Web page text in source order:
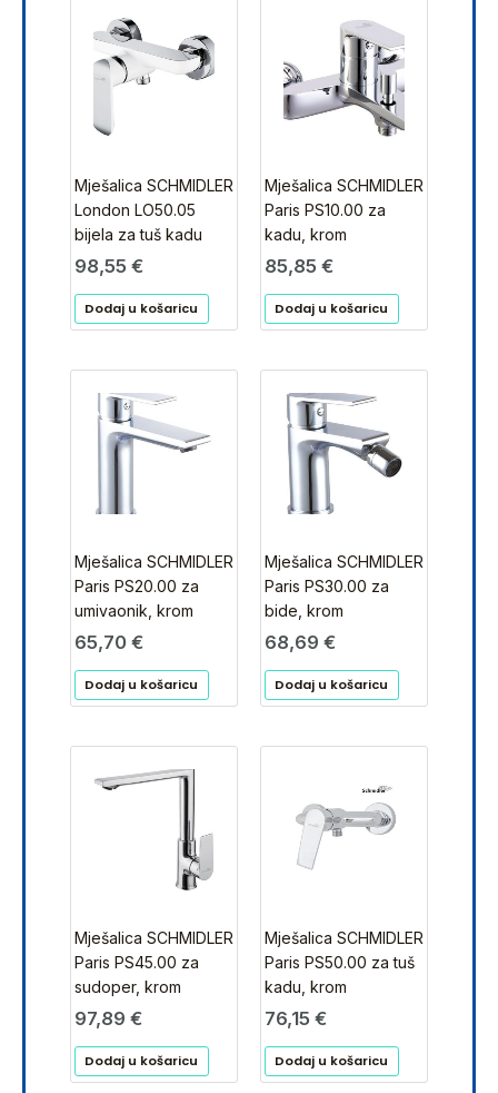
Mješalica SCHMIDLER
London LO50.05
bijela za tuš kadu
98,55 €
Dodaj u košaricu
Mješalica SCHMIDLER
Paris PS10.00 za
kadu, krom
85,85 €
Dodaj u košaricu
Mješalica SCHMIDLER
Paris PS20.00 za
umivaonik, krom
65,70 €
Dodaj u košaricu
Mješalica SCHMIDLER
Paris PS30.00 za
bide, krom
68,69 €
Dodaj u košaricu
Mješalica SCHMIDLER
Paris PS45.00 za
sudoper, krom
97,89 €
Dodaj u košaricu
Mješalica SCHMIDLER
Paris PS50.00 za tuš
kadu, krom
76,15 €
Dodaj u košaricu